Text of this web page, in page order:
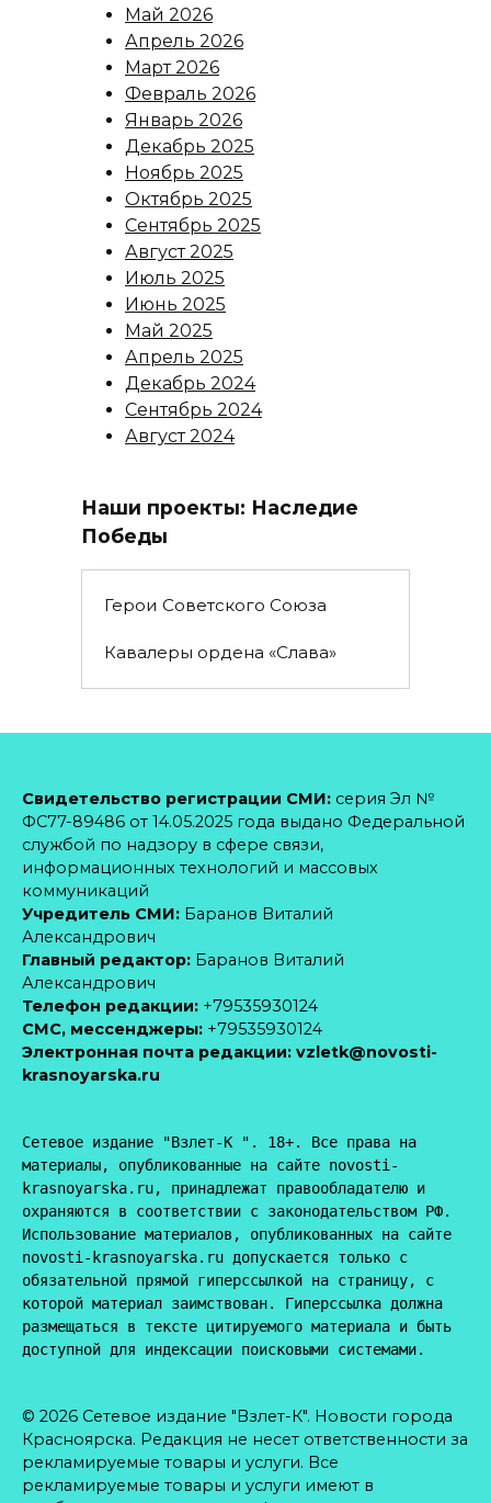
Май 2026
Апрель 2026
Март 2026
Февраль 2026
Январь 2026
Декабрь 2025
Ноябрь 2025
Октябрь 2025
Сентябрь 2025
Август 2025
Июль 2025
Июнь 2025
Май 2025
Апрель 2025
Декабрь 2024
Сентябрь 2024
Август 2024
Наши проекты: Наследие
Победы
Герои Советского Союза
Кавалеры ордена «Слава»
Свидетельство регистрации СМИ: серия Эл №
ФС77-89486 от 14.05.2025 года выдано Федеральной
службой по надзору в сфере связи,
информационных технологий и массовых
коммуникаций
Учредитель СМИ: Баранов Виталий
Александрович
Главный редактор: Баранов Виталий
Александрович
Телефон редакции: +79535930124
CМС, мессенджеры: +79535930124
Электронная почта редакции: vzletk@novosti-
krasnoyarska.ru
Сетевое издание "Взлет-К ". 18+. Все права на
материалы, опубликованные на сайте novosti-
krasnoyarska.ru, принадлежат правообладателю и
охраняются в соответствии с законодательством РФ.
Использование материалов, опубликованных на сайте
novosti-krasnoyarska.ru допускается только с
обязательной прямой гиперссылкой на страницу, с
которой материал заимствован. Гиперссылка должна
размещаться в тексте цитируемого материала и быть
доступной для индексации поисковыми системами.
© 2026 Сетевое издание "Взлет-К". Новости города
Красноярска. Редакция не несет ответственности за
рекламируемые товары и услуги. Все
рекламируемые товары и услуги имеют в